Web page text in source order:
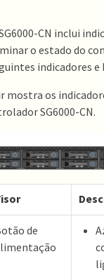
CN inclui
o estado do
indicadores e
mostra os
SG6000-CN.
de